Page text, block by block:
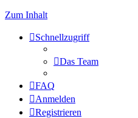
Zum Inhalt
Schnellzugriff
Das Team
FAQ
Anmelden
Registrieren